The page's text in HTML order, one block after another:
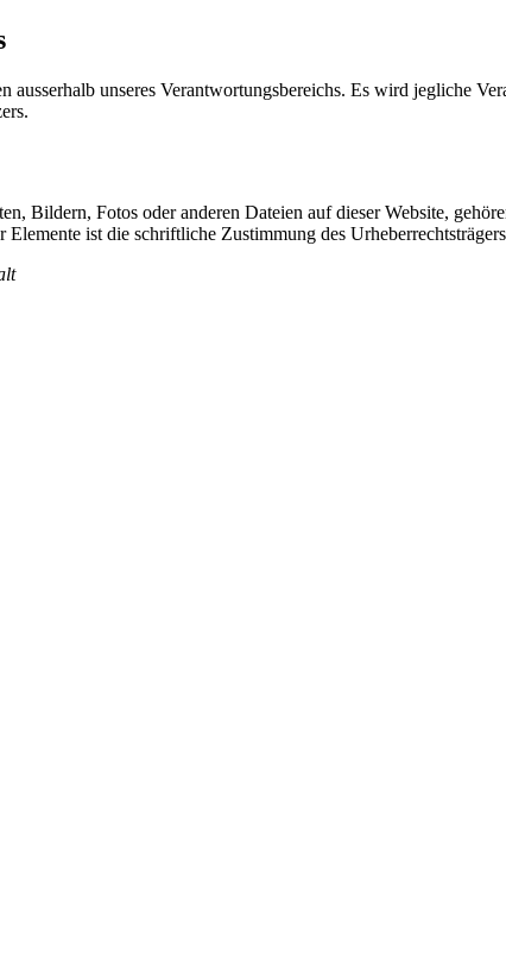
ausserhalb unseres Verantwortungsbereichs. Es wird jegliche
Bildern, Fotos oder anderen Dateien auf dieser Website,
ist die schriftliche Zustimmung des